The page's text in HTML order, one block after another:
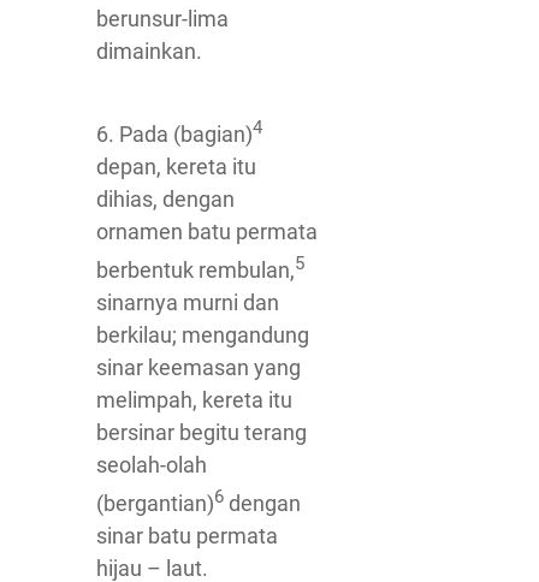
berunsur-lima
dimainkan.
6. Pada (bagian)4
depan, kereta itu
dihias, dengan
ornamen batu permata
berbentuk rembulan,5
sinarnya murni dan
berkilau; mengandung
sinar keemasan yang
melimpah, kereta itu
bersinar begitu terang
seolah-olah
(bergantian)6 dengan
sinar batu permata
hijau – laut.